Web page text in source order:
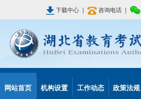
下载中心 | 咨询电话 |
网站首页 机构设置 工作动态 政策法规